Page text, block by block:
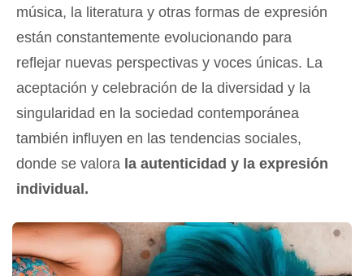
música, la literatura y otras formas de expresión
están constantemente evolucionando para
reflejar nuevas perspectivas y voces únicas. La
aceptación y celebración de la diversidad y la
singularidad en la sociedad contemporánea
también influyen en las tendencias sociales,
donde se valora la autenticidad y la expresión
individual.